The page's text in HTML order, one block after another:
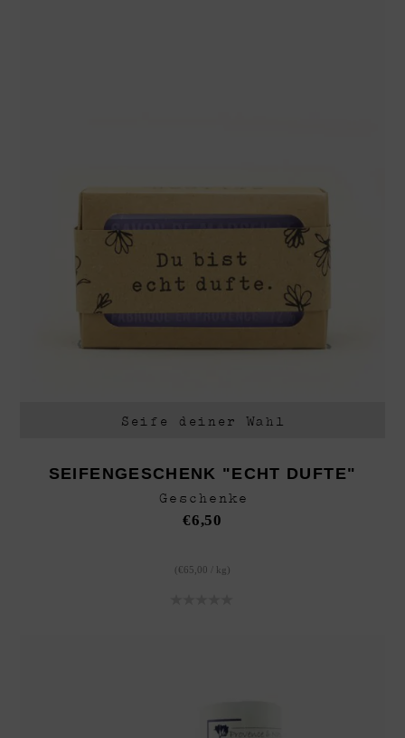
Seife deiner Wahl
SEIFENGESCHENK "ECHT DUFTE"
Geschenke
€6,50
( €65,00 kg )